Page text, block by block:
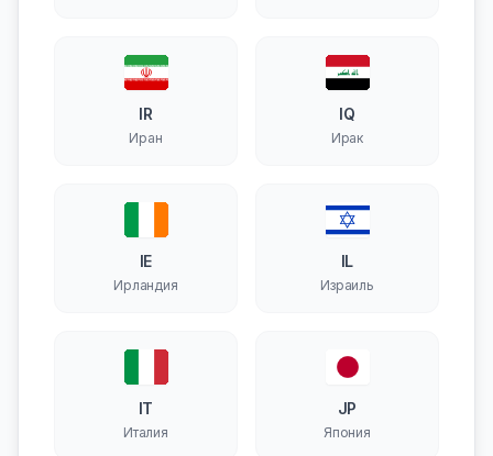
IR
Иран
IQ
Ирак
IE
Ирландия
IL
Израиль
IT
Италия
JP
Япония